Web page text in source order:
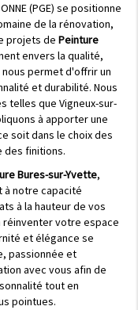
(PGE) se positionne
de la rénovation,
projets de Peinture
envers la qualité,
permet d'offrir un
et durabilité. Nous
telles que Vigneux-sur-
à apporter une
soit dans le choix des
des finitions.
Bures-sur-Yvette,
à notre capacité
à la hauteur de vos
réinventer votre espace
et élégance se
passionnée et
avec vous afin de
tout en
pointues.